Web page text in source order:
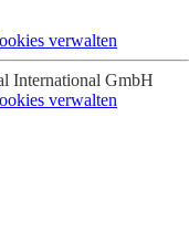
verwalten
International GmbH
verwalten